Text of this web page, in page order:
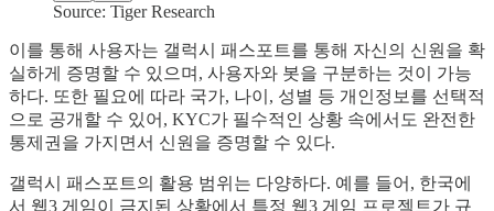
Source: Tiger Research
이를 통해 사용자는 갤럭시 패스포트를 통해 자신의 신원을 확
실하게 증명할 수 있으며, 사용자와 봇을 구분하는 것이 가능
하다. 또한 필요에 따라 국가, 나이, 성별 등 개인정보를 선택적
으로 공개할 수 있어, KYC가 필수적인 상황 속에서도 완전한
통제권을 가지면서 신원을 증명할 수 있다.
갤럭시 패스포트의 활용 범위는 다양하다. 예를 들어, 한국에
서 웹3 게임이 금지된 상황에서 특정 웹3 게임 프로젝트가 규